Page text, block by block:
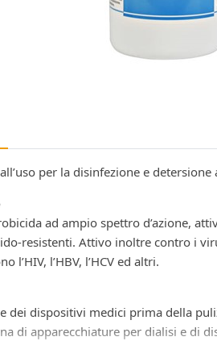
per la disinfezione e
ad ampio spettro d’azione,
resistenti. Attivo inoltre contro i
l’HIV, l’HBV, l’HCV ed altri.
dei dispositivi medici prima della
di apparecchiature per dialisi e di